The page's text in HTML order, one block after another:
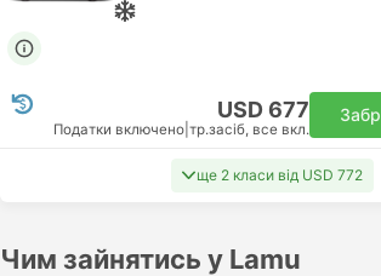
USD 677
Податки включено тр.засіб, все вкл.
ще 2 класи від USD 772
Чим зайнятись у Lamu